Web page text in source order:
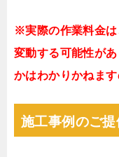
※実際の作業料金は
変動する可能性が
かはわかりかねます
施工事例のご提